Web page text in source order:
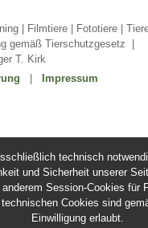
| Filmtiere | Fototiere |
gemäß Tierschutzgesetz
T. Kirk
Impressum
technisch
und Sicherheit unserer
Session-Cookies für
Cookies sind
Einwilligung erlaubt.